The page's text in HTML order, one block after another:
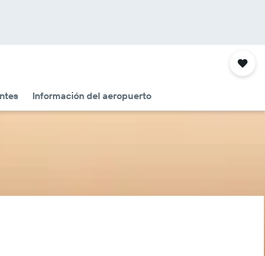
Información del aeropuerto